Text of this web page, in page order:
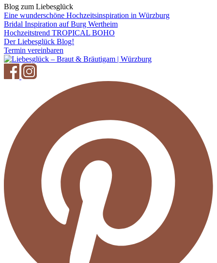
Blog zum Liebesglück
Eine wunderschöne Hochzeitsinspiration in Würzburg
Bridal Inspiration auf Burg Wertheim
Hochzeitstrend TROPICAL BOHO
Der Liebesglück Blog!
Termin vereinbaren